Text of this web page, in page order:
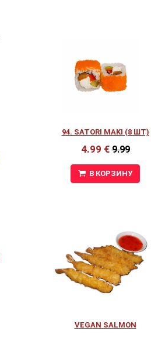
94. SATORI MAKI (8 ШТ)
4.99 €9.99
В КОРЗИНУ
VEGAN SALMON